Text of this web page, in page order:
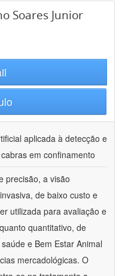
Soares Junior
aplicada à detecção e
em confinamento
precisão, a visão
de baixo custo e
utilizada para avaliação e
quantitativo, de
e Bem Estar Animal
mercadológicas. O